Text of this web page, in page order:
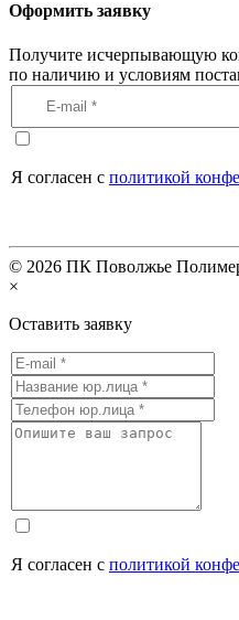
Оформить заявку
Получите исчерпывающую
по наличию и условиям
Я согласен с политикой
© 2026 ПК Поволжье
×
Оставить заявку
Я согласен с политикой